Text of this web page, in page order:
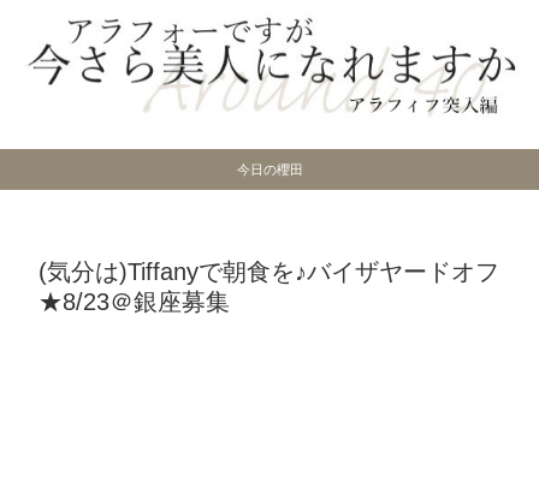
今日の櫻田
(気分は)Tiffanyで朝食を♪バイザヤードオフ
★8/23＠銀座募集